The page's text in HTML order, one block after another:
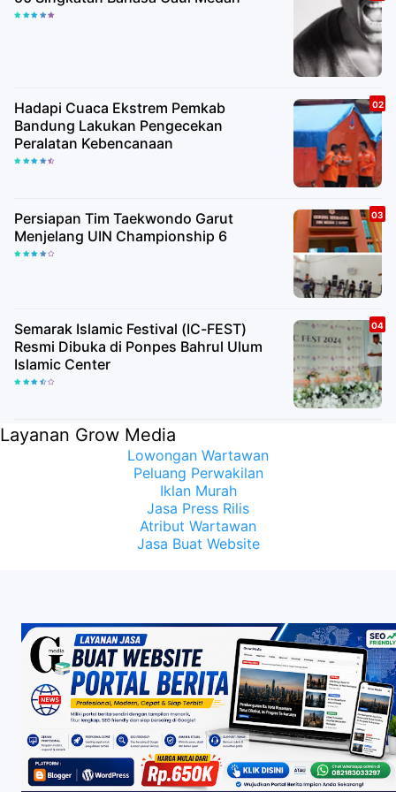
Segi, Nury Zhafira, dan Mega Salsabila.
"Film Agensi Rumah Tangga menjadi
dengan orang-orang hebat yang
bekerja dengan sepenuh hati", ucap
Sutradara Naya Anindita.Film 'Agensi
Rumah Tangga' Angkat Kisah Korban
Hadapi Cuaca Ekstrem Pemkab
Bandung Lakukan Pengecekan
Peralatan Kebencanaan
Persiapan Tim Taekwondo Garut
Menjelang UIN Championship 6
Semarak Islamic Festival (IC-FEST)
Resmi Dibuka di Ponpes Bahrul Ulum
Islamic Center
Layanan Grow Media
Lowongan Wartawan
Peluang Perwakilan
Iklan Murah
Jasa Press Rilis
Atribut Wartawan
Jasa Buat Website